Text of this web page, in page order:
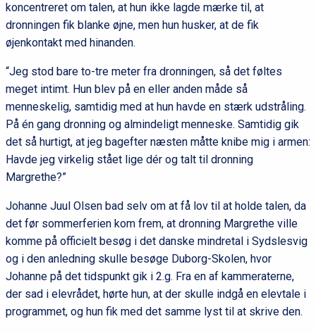
koncentreret om talen, at hun ikke lagde mærke til, at
dronningen fik blanke øjne, men hun husker, at de fik
øjenkontakt med hinanden.
“Jeg stod bare to-tre meter fra dronningen, så det føltes
meget intimt. Hun blev på en eller anden måde så
menneskelig, samtidig med at hun havde en stærk udstråling.
På én gang dronning og almindeligt menneske. Samtidig gik
det så hurtigt, at jeg bagefter næsten måtte knibe mig i armen:
Havde jeg virkelig stået lige dér og talt til dronning
Margrethe?”
Johanne Juul Olsen bad selv om at få lov til at holde talen, da
det før sommerferien kom frem, at dronning Margrethe ville
komme på officielt besøg i det danske mindretal i Sydslesvig
og i den anledning skulle besøge Duborg-Skolen, hvor
Johanne på det tidspunkt gik i 2.g. Fra en af kammeraterne,
der sad i elevrådet, hørte hun, at der skulle indgå en elevtale i
programmet, og hun fik med det samme lyst til at skrive den.